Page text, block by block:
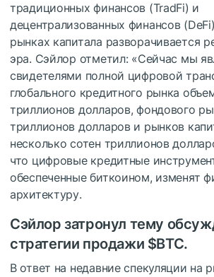
традиционных финансов (TradFi) и
децентрализованных финансов
рынках капитала разворачивается
эра. Сэйлор отметил: «Сейчас мы
свидетелями полной цифровой
глобального кредитного рынка
триллионов долларов, фондового
триллионов долларов и рынков
несколько сотен триллионов
что цифровые кредитные
обеспеченные биткоином, изменят
архитектуру.
Сэйлор затронул тему
стратегии продажи $BTC.
В ответ на недавние спекуляции на